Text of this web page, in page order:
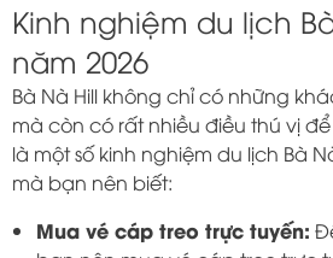
Kinh nghiệm du lịch
năm 2026
Bà Nà Hill không chỉ có những
mà còn có rất nhiều điều thú vị
là một số kinh nghiệm du lịch Bà
mà bạn nên biết:
Mua vé cáp treo trực tuyến: